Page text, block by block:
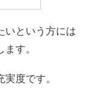
いという方には
す。
度です。